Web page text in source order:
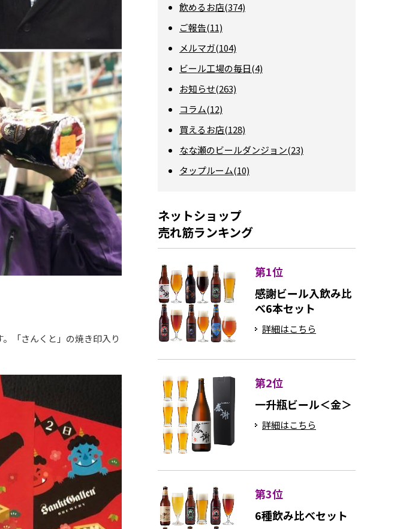
「さんくと」の焼き印入り
飲めるお店(374)
ご報告(11)
メルマガ(104)
ビール工場の毎日(4)
お知らせ(263)
コラム(12)
買えるお店(128)
なな瀬のビールダンジョン(23)
タップルーム(10)
ネットショップ
売れ筋ランキング
第1位
感謝ビール入飲み比
べ6本セット
詳細はこちら
第2位
一升瓶ビール＜金＞
詳細はこちら
第3位
6種飲み比べセット